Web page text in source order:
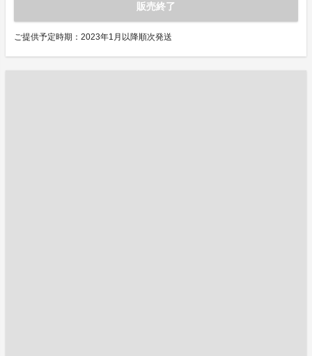
販売終了
ご提供予定時期：2023年1月以降順次発送